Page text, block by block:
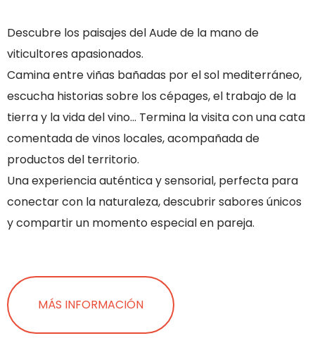
Descubre los paisajes del Aude de la mano de
viticultores apasionados.
Camina entre viñas bañadas por el sol mediterráneo,
escucha historias sobre los cépages, el trabajo de la
tierra y la vida del vino… Termina la visita con una cata
comentada de vinos locales, acompañada de
productos del territorio.
Una experiencia auténtica y sensorial, perfecta para
conectar con la naturaleza, descubrir sabores únicos
y compartir un momento especial en pareja.
MÁS INFORMACIÓN